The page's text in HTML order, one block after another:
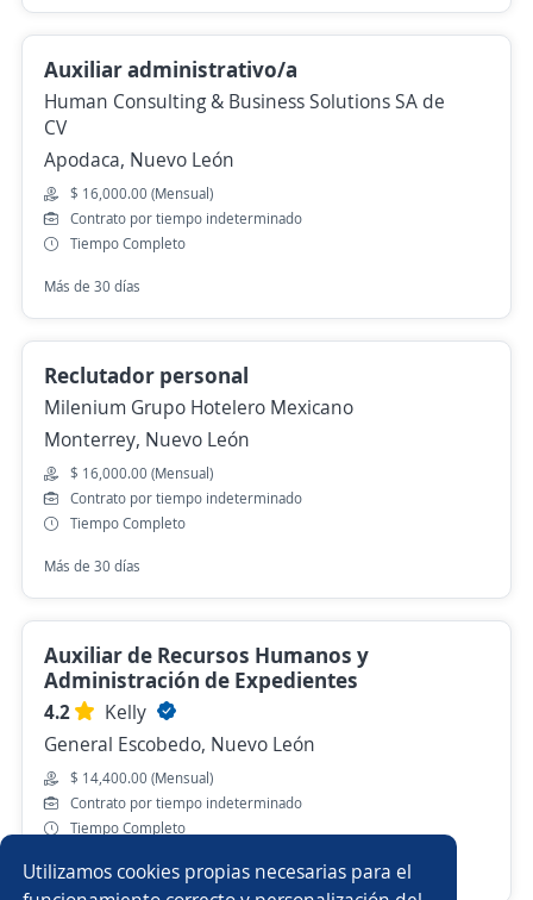
Utilizamos cookies propias necesarias para el
Auxiliar administrativo/a
Human Consulting & Business Solutions SA de
CV
Apodaca, Nuevo León
$ 16,000.00 (Mensual)
Contrato por tiempo indeterminado
Tiempo Completo
Más de 30 días
Reclutador personal
Milenium Grupo Hotelero Mexicano
Monterrey, Nuevo León
$ 16,000.00 (Mensual)
Contrato por tiempo indeterminado
Tiempo Completo
Más de 30 días
Auxiliar de Recursos Humanos y
Administración de Expedientes
4.2
Kelly
General Escobedo, Nuevo León
$ 14,400.00 (Mensual)
Contrato por tiempo indeterminado
Tiempo Completo
Hace 4 horas